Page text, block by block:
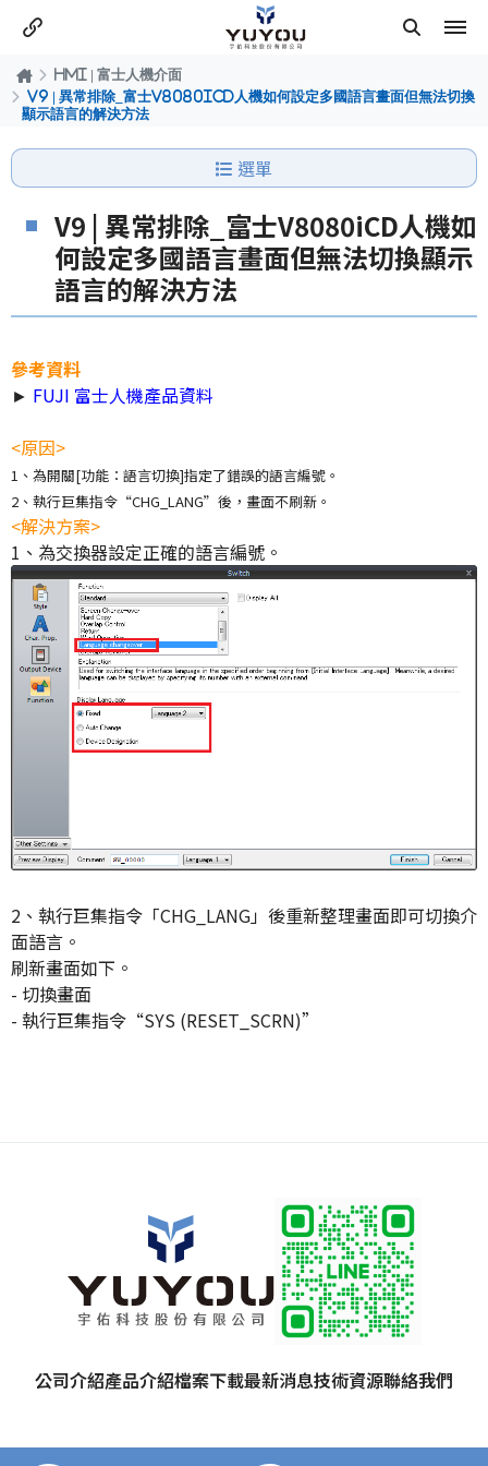
HMI | 富士人機介面
V9 | 異常排除_富士V8080iCD人機如何設定多國語言畫面但無法切換
顯示語言的解決方法
選單
V9 | 異常排除_富士V8080iCD人機如
何設定多國語言畫面但無法切換顯示
語言的解決方法
參考資料
► FUJI 富士人機產品資料
<原因>
1、為開關[功能：語言切換]指定了錯誤的語言編號。
2、 執行巨集指令“CHG_LANG”後，畫面不刷新。
<解決方案>
1、為交換器設定正確的語言編號。
2、執行巨集指令「CHG_LANG」後重新整理畫面即可切換介
面語言。
刷新畫面如下。
- 切換畫面
- 執行巨集指令“SYS (RESET_SCRN)”
公司介紹產品介紹檔案下載最新消息技術資源聯絡我們